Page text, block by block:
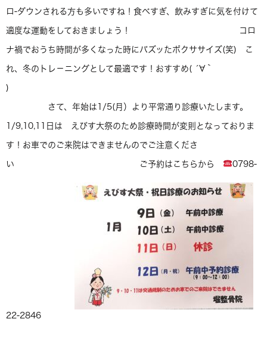
ロ-ダウンされる方も多いですね！食べすぎ、飲みすぎに気を付けて
適度な運動をしておきましょう！ コロ
ナ禍でおうち時間が多くなった時にバズッたボクササイズ(笑) こ
れ、冬のトレ－ニングとして最適です！おすすめ( ´∀｀
)
さて、年始は1/5(月）より平常通り診療いたします。
1/9,10,11日は えびす大祭のため診療時間が変則となっておりま
す！お車でのご来院はできませんのでご注意くださ
い ご予約はこちらから 0798-
22-2846